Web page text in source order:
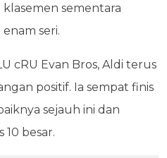
klasemen sementara
seri.
cRU Evan Bros, Aldi terus
positif. Ia sempat finis
sejauh ini dan
besar.